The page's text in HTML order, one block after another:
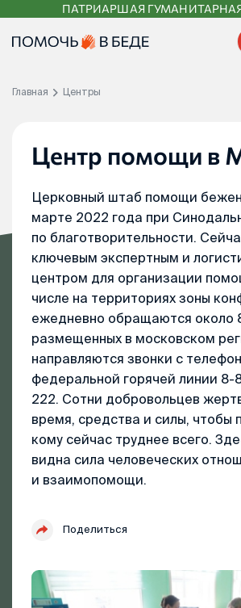
контенту
ПАТРИАРШАЯ
Главная Центры
Центр помощи в
Церковный штаб помощи
марте 2022 года при
по благотворительности.
ключевым экспертным и
центром для организации
числе на территориях зоны
ежедневно обращаются около
размещенных в московском
направляются звонки с
федеральной горячей линии
222. Сотни добровольцев
время, средства и силы, чтобы
кому сейчас труднее всего.
видна сила человеческих
и взаимопомощи.
Поделиться